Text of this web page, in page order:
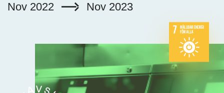
Nov 2022 Nov 2023